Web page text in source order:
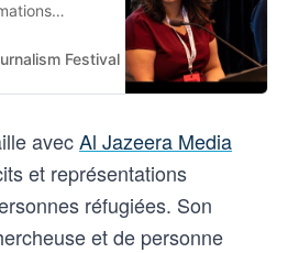
needs of
and
>
education
advancing
Festival Ahmad Abu Hamad
avecAl Jazeera Media
et représentations
réfugiées. Son
et de personne